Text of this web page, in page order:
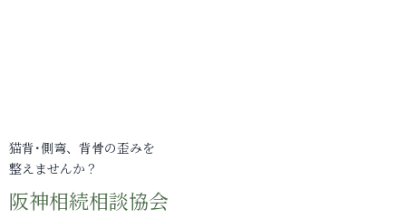
猫背･側弯、背骨の歪みを
整えませんか？
阪神相続相談協会